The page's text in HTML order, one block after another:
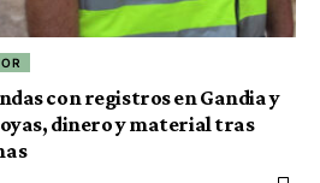
con registros en Gandia y
dinero y material tras